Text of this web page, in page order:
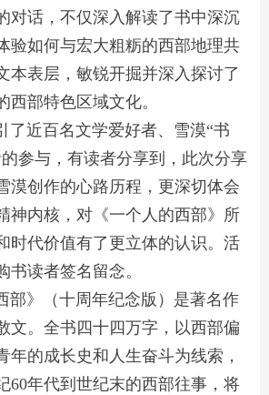
对话，不仅深入解读了书中深沉
验如何与宏大粗粝的西部地理共
本表层，敏锐开掘并深入探讨了
西部特色区域文化。
近百名文学爱好者、雪漠“书
参与，有读者分享到，此次分享
漠创作的心路历程，更深切体会
神内核，对《一个人的西部》所
时代价值有了更立体的认识。活
书读者签名留念。
》（十周年纪念版）是著名作
文。全书四十四万字，以西部偏
年的成长史和人生奋斗为线索，
60年代到世纪末的西部往事，将